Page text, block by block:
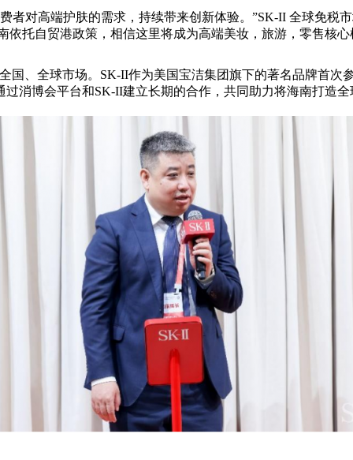
对高端护肤的需求，持续带来创新体验。”SK-II 全球免税
托自贸港政策，相信这里将成为高端美妆，旅游，零售核
国、全球市场。SK-II作为美国宝洁集团旗下的著名品牌首
消博会平台和SK-II建立长期的合作，共同助力将海南打造